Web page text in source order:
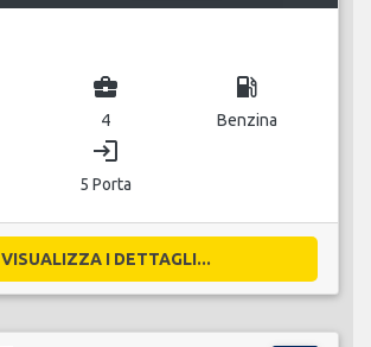
business_center
4
local_gas_station
Benzina
login
5 Porta
VISUALIZZA I DETTAGLI...